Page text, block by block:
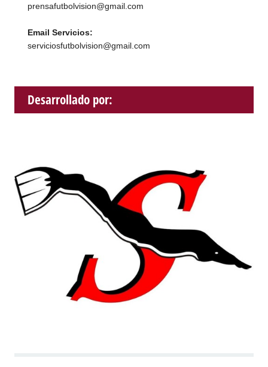
prensafutbolvision@gmail.com
Email Servicios:
serviciosfutbolvision@gmail.com
Desarrollado por: